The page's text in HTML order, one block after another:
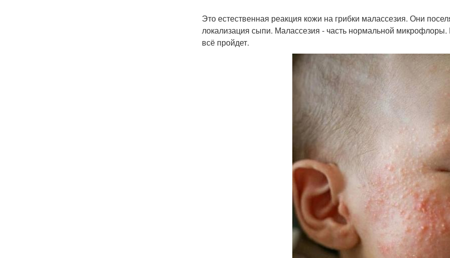
Это естественная реакция кожи на грибки малассезия. Они
локализация сыпи. Малассезия - часть нормальной
всё пройдет.